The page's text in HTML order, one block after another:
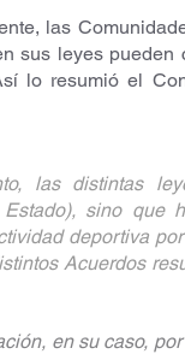
las
sus leyes
las distintas
Estado), sino que
deportiva
Acuerdos
en su caso,